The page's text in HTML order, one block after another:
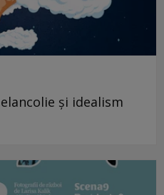
și idealism